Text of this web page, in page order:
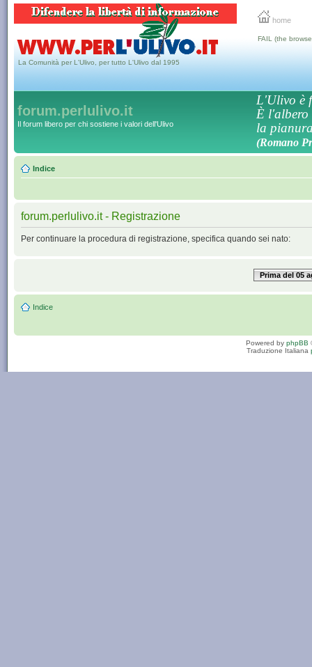
home
La Comunità per L'Ulivo, per tutto L'Ulivo dal 1995
FAIL (the
forum.perlulivo.it
Il forum libero per chi sostiene i valori dell'Ulivo
L'Ulivo è
È l'albero
la
(Romano
Indice
forum.perlulivo.it - Registrazione
Per continuare la procedura di registrazione, specifica quando sei nato:
Prima del 05
Indice
Powered by phpBB
Traduzione Italiana